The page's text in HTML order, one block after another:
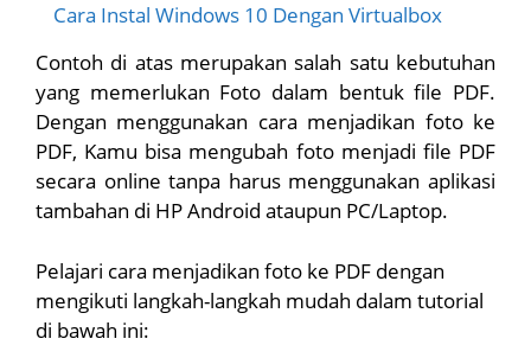
Cara Instal Windows 10 Dengan Virtualbox
Contoh di atas merupakan salah satu kebutuhan
yang memerlukan Foto dalam bentuk file PDF.
Dengan menggunakan cara menjadikan foto ke
PDF, Kamu bisa mengubah foto menjadi file PDF
secara online tanpa harus menggunakan aplikasi
tambahan di HP Android ataupun PC/Laptop.
Pelajari cara menjadikan foto ke PDF dengan
mengikuti langkah-langkah mudah dalam tutorial
di bawah ini: